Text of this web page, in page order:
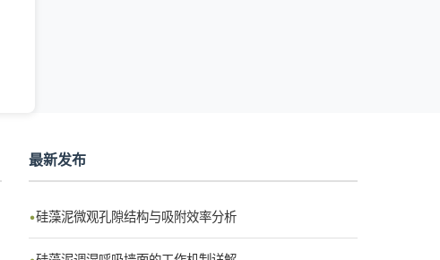
最新发布
硅藻泥微观孔隙结构与吸附效率分析